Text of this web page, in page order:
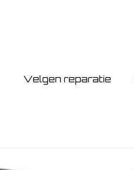
Velgen reparatie